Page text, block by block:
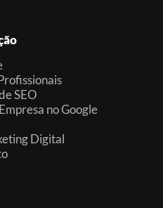
SEO
no Google
Digital